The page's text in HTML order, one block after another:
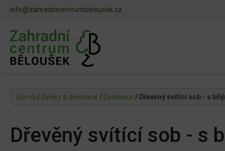
info@zahradnicentrumbelousek.cz
Domů /Svíčky a dekorace / Dekorace / Dřevěný svítící sob - s
Dřevěný svítící sob - s